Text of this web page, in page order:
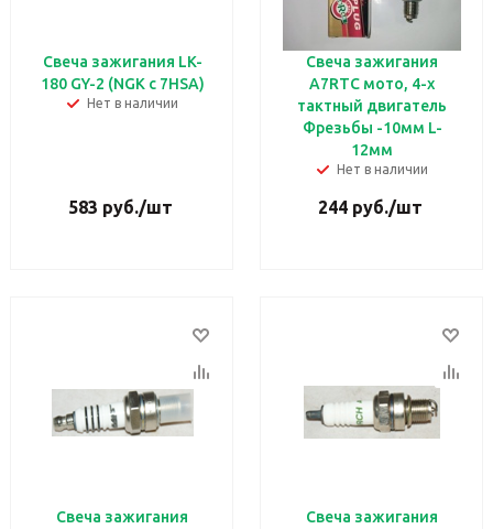
Свеча зажигания LK-
180 GY-2 (NGK c 7HSA)
Нет в наличии
583 руб./шт
Свеча зажигания
A7RTC мото, 4-х
тактный двигатель
Фрезьбы -10мм L-
12мм
Нет в наличии
244руб./шт
Свеча зажигания
Свеча зажигания